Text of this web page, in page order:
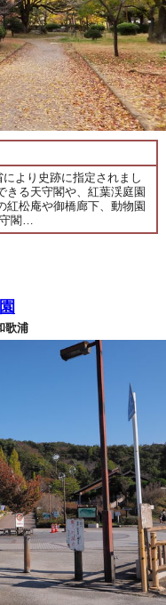
より史跡に指定されまし
きる天守閣や、紅葉渓庭園
紅松庵や御橋廊下、動物園
閣…
歌浦